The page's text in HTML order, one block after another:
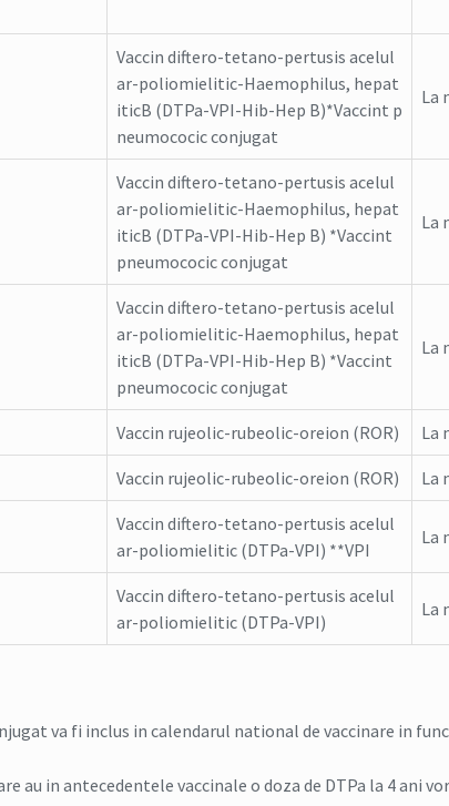
Vaccin diftero-tetano-pertusis acelul
ar-poliomielitic-Haemophilus, hepat
iticB (DTPa-VPI-Hib-Hep B)*Vaccint p
neumococic conjugat
La
Vaccin diftero-tetano-pertusis acelul
ar-poliomielitic-Haemophilus, hepat
iticB (DTPa-VPI-Hib-Hep B) *Vaccint
pneumococic conjugat
La
Vaccin diftero-tetano-pertusis acelul
ar-poliomielitic-Haemophilus, hepat
iticB (DTPa-VPI-Hib-Hep B) *Vaccint
pneumococic conjugat
La
Vaccin rujeolic-rubeolic-oreion (ROR) La
Vaccin rujeolic-rubeolic-oreion (ROR) La
Vaccin diftero-tetano-pertusis acelul
ar-poliomielitic (DTPa-VPI) **VPI
La
Vaccin diftero-tetano-pertusis acelul
ar-poliomielitic (DTPa-VPI)
La
va fi inclus in calendarul national de vaccinare in
au in antecedentele vaccinale o doza de DTPa la 4 ani